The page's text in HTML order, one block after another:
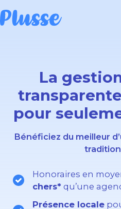
La
pour
Bénéficiez du meilleur
Honoraires en
chers* qu’une
Présence locale